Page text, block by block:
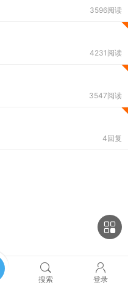
3596阅读
4231阅读
3547阅读
4回复
搜索 登录